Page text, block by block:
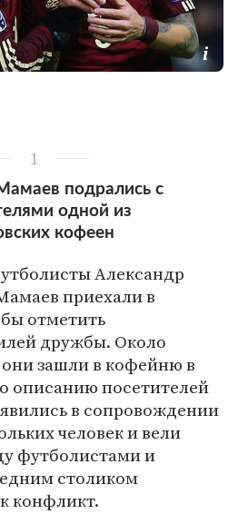
1
подрались с
одной из
кофеен
Александр
приехали в
отметить
дружбы. Около
они зашли в кофейню в
описанию посетителей
в сопровождении
человек и вели
футболистами и
столиком
конфликт.